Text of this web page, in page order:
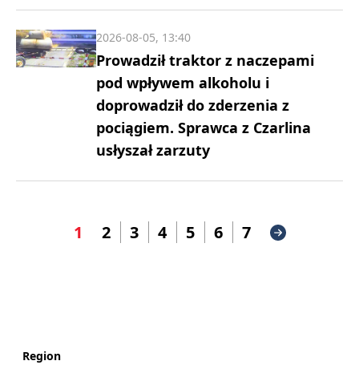
Prowadził traktor z naczepami
pod wpływem alkoholu i
doprowadził do zderzenia z
pociągiem. Sprawca z Czarlina
usłyszał zarzuty
2026-08-05, 13:40
1 2 3 4 5 6 7
Region